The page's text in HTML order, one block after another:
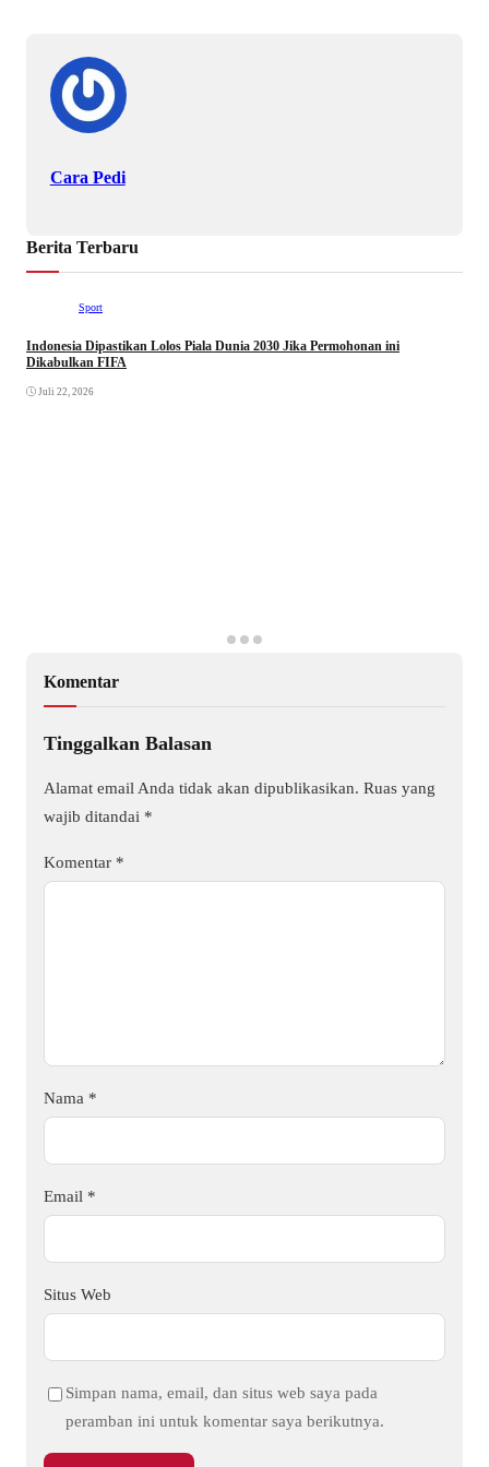
Cara Pedi
Berita Terbaru
Sport
Indonesia Dipastikan Lolos Piala Dunia 2030 Jika Permohonan ini
Dikabulkan FIFA
Juli 22, 2026
Komentar
Tinggalkan Balasan
Alamat email Anda tidak akan dipublikasikan. Ruas yang
wajib ditandai *
Komentar *
Nama *
Email *
Situs Web
Simpan nama, email, dan situs web saya pada
peramban ini untuk komentar saya berikutnya.